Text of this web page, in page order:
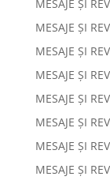
MESAJE ȘI
MESAJE ȘI
MESAJE ȘI
MESAJE ȘI
MESAJE ȘI
MESAJE ȘI
MESAJE ȘI
MESAJE ȘI